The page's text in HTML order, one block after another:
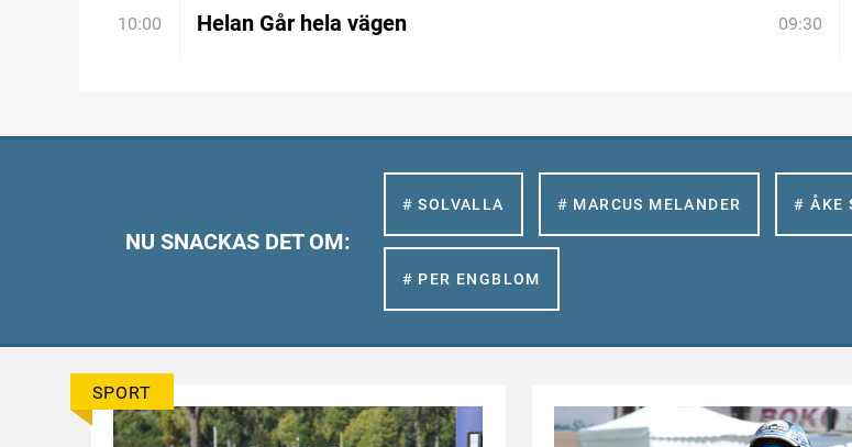
10:00 Helan Går hela vägen 09:30
NU SNACKAS DET OM:
# SOLVALLA # MARCUS MELANDER # ÅKE
# PER ENGBLOM
SPORT